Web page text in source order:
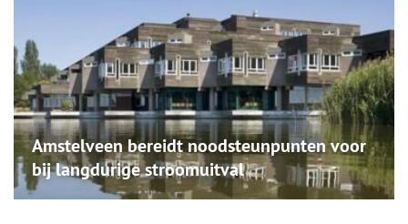
Amstelveen bereidt noodsteunpunten voor
bij langdurige stroomuitval